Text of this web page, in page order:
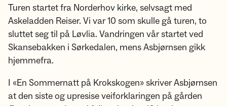
Turen startet fra Norderhov kirke, selvsagt med
Askeladden Reiser. Vi var 10 som skulle gå turen, to
sluttet seg til på Løvlia. Vandringen vår startet ved
Skansebakken i Sørkedalen, mens Asbjørnsen gikk
hjemmefra.
I «En Sommernatt på Krokskogen» skriver Asbjørnsen
at den siste og upresise veiforklaringen på gården